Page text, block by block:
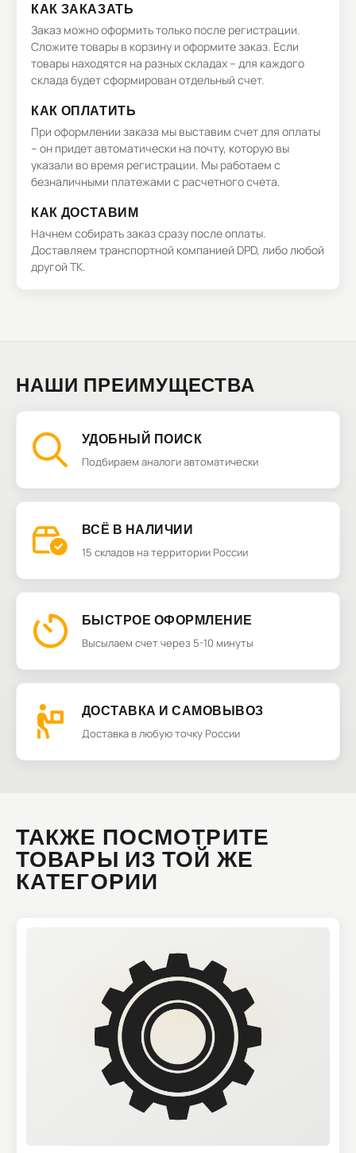
КАК ЗАКАЗАТЬ
Заказ можно оформить только после регистрации.
Сложите товары в корзину и оформите заказ. Если
товары находятся на разных складах – для каждого
склада будет сформирован отдельный счет.
КАК ОПЛАТИТЬ
При оформлении заказа мы выставим счет для оплаты
– он придет автоматически на почту, которую вы
указали во время регистрации. Мы работаем с
безналичными платежами с расчетного счета.
КАК ДОСТАВИМ
Начнем собирать заказ сразу после оплаты.
Доставляем транспортной компанией DPD, либо любой
другой ТК.
НАШИ ПРЕИМУЩЕСТВА
УДОБНЫЙ ПОИСК
Подбираем аналоги автоматически
ВСЁ В НАЛИЧИИ
15 складов на территории России
БЫСТРОЕ ОФОРМЛЕНИЕ
Высылаем счет через 5-10 минуты
ДОСТАВКА И САМОВЫВОЗ
Доставка в любую точку России
ТАКЖЕ ПОСМОТРИТЕ
ТОВАРЫ ИЗ ТОЙ ЖЕ
КАТЕГОРИИ